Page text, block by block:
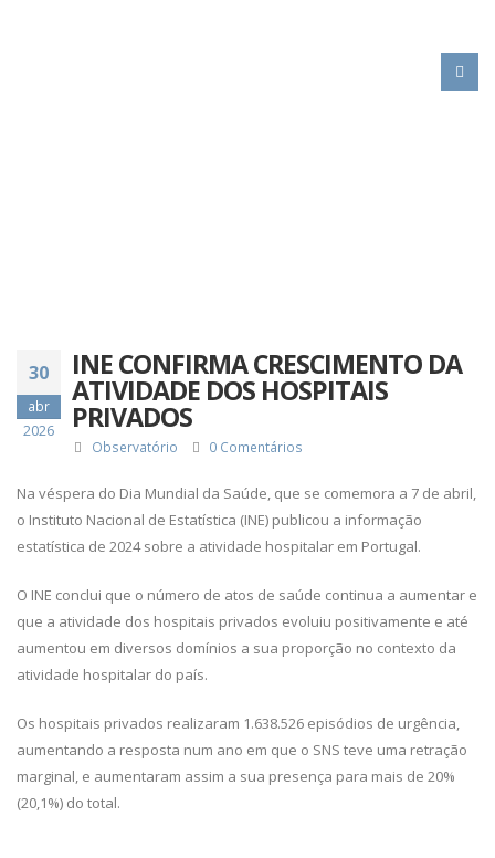
30
abr
2026
INE CONFIRMA CRESCIMENTO DA
ATIVIDADE DOS HOSPITAIS
PRIVADOS
Observatório 0 Comentários
Na véspera do Dia Mundial da Saúde, que se comemora a 7 de abril,
o Instituto Nacional de Estatística (INE) publicou a informação
estatística de 2024 sobre a atividade hospitalar em Portugal.
O INE conclui que o número de atos de saúde continua a aumentar e
que a atividade dos hospitais privados evoluiu positivamente e até
aumentou em diversos domínios a sua proporção no contexto da
atividade hospitalar do país.
Os hospitais privados realizaram 1.638.526 episódios de urgência,
aumentando a resposta num ano em que o SNS teve uma retração
marginal, e aumentaram assim a sua presença para mais de 20%
(20,1%) do total.